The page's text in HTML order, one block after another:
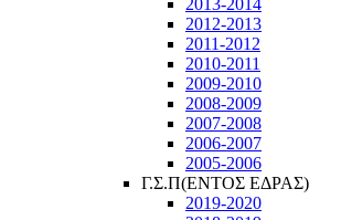
2013-2014
2012-2013
2011-2012
2010-2011
2009-2010
2008-2009
2007-2008
2006-2007
2005-2006
Γ.Σ.Π(ΕΝΤΟΣ ΕΔΡΑΣ)
2019-2020